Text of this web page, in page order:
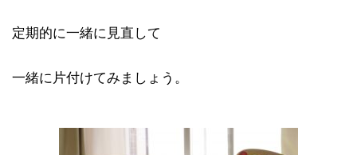
定期的に一緒に見直して
一緒に片付けてみましょう。